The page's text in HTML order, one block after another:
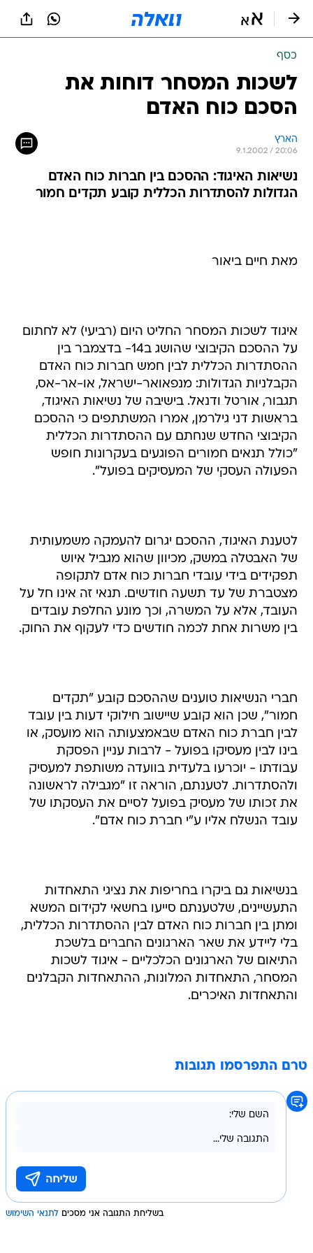
כסף
לשכות המסחר דוחות את
הסכם כוח האדם
הארץ
9.1.2002 / 20:06
נשיאות האיגוד: ההסכם בין חברות כוח האדם
הגדולות להסתדרות הכללית קובע תקדים חמור
מאת חיים ביאור
איגוד לשכות המסחר החליט היום (רביעי) לא לחתום
על ההסכם הקיבוצי שהושג ב14- בדצמבר בין
ההסתדרות הכללית לבין חמש חברות כוח האדם
הקבלניות הגדולות: מנפאואר-ישראל, או-אר-אס,
תגבור, אורטל ודנאל. בישיבה של נשיאות האיגוד,
בראשות דני גילרמן, אמרו המשתתפים כי ההסכם
הקיבוצי החדש שנחתם עם ההסתדרות הכללית
"כולל תנאים חמורים הפוגעים בעקרונות חופש
הפעולה העסקי של המעסיקים בפועל".
לטענת האיגוד, ההסכם יגרום להעמקה משמעותית
של האבטלה במשק, מכיוון שהוא מגביל איוש
תפקידים בידי עובדי חברות כוח אדם לתקופה
מצטברת של עד תשעה חודשים. תנאי זה אינו חל על
העובד, אלא על המשרה, וכך מונע החלפת עובדים
בין משרות אחת לכמה חודשים כדי לעקוף את החוק.
חברי הנשיאות טוענים שההסכם קובע "תקדים
חמור", שכן הוא קובע שיישוב חילוקי דעות בין עובד
לבין חברת כוח האדם שבאמצעותה הוא מועסק, או
בינו לבין מעסיקו בפועל - לרבות עניין הפסקת
עבודתו - יוכרעו בלעדית בוועדה משותפת למעסיק
ולהסתדרות. לטענתם, הוראה זו "מגבילה לראשונה
את זכותו של מעסיק בפועל לסיים את העסקתו של
עובד הנשלח אליו ע"י חברת כוח אדם".
בנשיאות גם ביקרו בחריפות את נציגי התאחדות
התעשיינים, שלטענתם סייעו בחשאי לקידום המשא
ומתן בין חברות כוח האדם לבין ההסתדרות הכללית,
בלי ליידע את שאר הארגונים החברים בלשכת
התיאום של הארגונים הכלכליים - איגוד לשכות
המסחר, התאחדות המלונות, ההתאחדות הקבלנים
והתאחדות האיכרים.
טרם התפרסמו תגובות
בשליחת התגובה אני מסכים לתנאי השימוש